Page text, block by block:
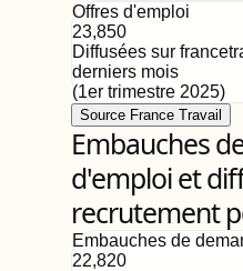
Offres d'emploi
23,850
Diffusées sur
derniers mois
(1er trimestre 2025)
Source France Travail
Embauches
d'emploi et
recrutement
Embauches de
22,820